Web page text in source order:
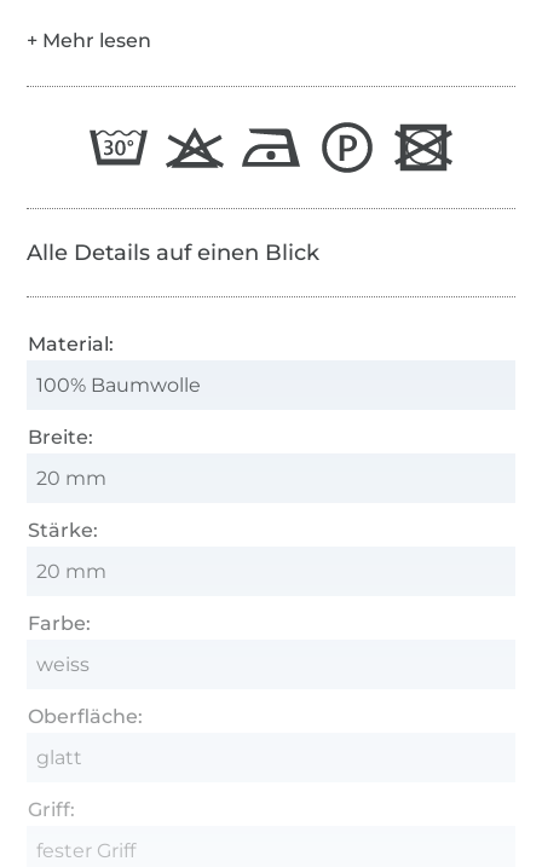
Alle Details auf einen Blick
Material:
100% Baumwolle
Breite:
20 mm
Stärke:
20 mm
Farbe:
weiss
Oberfläche:
glatt
Griff:
fester Griff